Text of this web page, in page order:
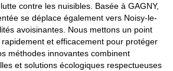
contre les nuisibles. Basée à GAGNY,
se déplace également vers Noisy-le-
avoisinantes. Nous mettons un point
et efficacement pour protéger
méthodes innovantes combinent
et solutions écologiques respectueuses